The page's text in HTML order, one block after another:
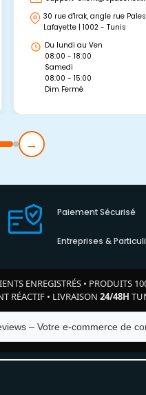
30 rue d'Irak, angle rue
Lafayette | 1002 - Tunis
Du lundi au Ven
08:00 - 18:00
Samedi
08:00 - 15:00
Dim Fermé
→
Paiement Sécurisé
Entreprises &
ENREGISTRÉS• PRODUITS
RÉACTIF • LIVRAISON 24/48H
– Votre e-commerce de